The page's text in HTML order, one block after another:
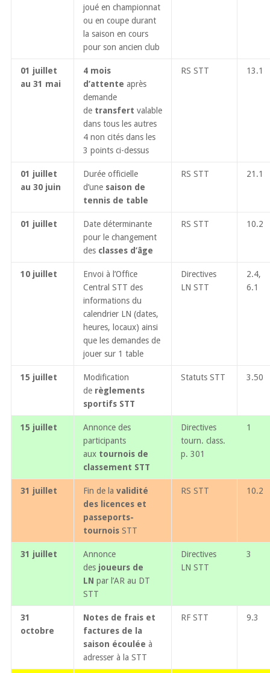
joué en championnat
ou en coupe durant
la saison en cours
pour son ancien club
01 juillet
au 31 mai
4 mois
d’attente après
demande
de transfert valable
dans tous les autres
4 non cités dans les
3 points ci-dessus
RS STT 13.1
01 juillet
au 30 juin
Durée officielle
d’une saison de
tennis de table
RS STT 21.1
01 juillet
Date déterminante
pour le changement
des classes d’âge
RS STT 10.2
10 juillet
Envoi à l’Office
Central STT des
informations du
calendrier LN (dates,
heures, locaux) ainsi
que les demandes de
jouer sur 1 table
Directives
LN STT
2.4,
6.1
15 juillet
Modification
de règlements
sportifs STT
Statuts STT 3.50
15 juillet
Annonce des
participants
aux tournois de
classement STT
Directives
tourn. class.
p. 301
1
31 juillet Fin de la validité
des licences et
passeports-
tournoisSTT
RS STT 10.2
31 juillet
Annonce
des joueurs de
LN par l’AR au DT
STT
Directives
LN STT
3
31
octobre
Notes de frais et
factures de la
saison écoulée à
adresser à la STT
RF STT 9.3